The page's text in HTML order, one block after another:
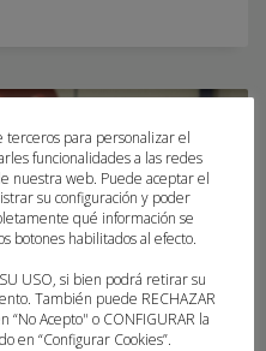
terceros para personalizar el
funcionalidades a las redes
nuestra web. Puede aceptar el
su configuración y poder
qué información se
botones habilitados al efecto.
USO, si bien podrá retirar su
También puede RECHAZAR
“No Acepto" o CONFIGURAR la
en “Configurar Cookies”.